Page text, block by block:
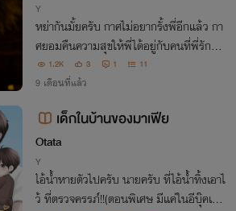
Y
หย่ากันมั้ยครับ กาศไม่อยากรั้งพี่อีกแล้ว กา
ศยอมคืนความสุขให้พี่ได้อยู่กับคนที่พี่รักสัก
ที 1.2K 3 1 11
9 เดือนที่แล้ว
เด็กในบ้านของมาเฟีย
Otata
Y
ไอ้นํ้าหายตัวไปครับ นายครับ ที่ไอ้นํ้าทิ้งเอาไ
ว้ ที่ตรวจครรภ์!!(ตอนพิเศษ มีแค่ในอีบุ๊คเท่า